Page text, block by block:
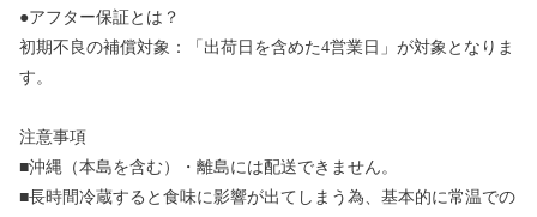
●アフター保証とは？
初期不良の補償対象：「出荷日を含めた4営業日」が対象となりま
す。
注意事項
■沖縄（本島を含む）・離島には配送できません。
■長時間冷蔵すると食味に影響が出てしまう為、基本的に常温での